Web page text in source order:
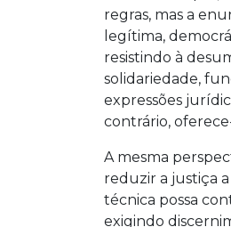
regras, mas a
legítima,
resistindo à
solidariedade,
expressões
contrário,
A mesma
reduzir a justiça
técnica possa
exigindo